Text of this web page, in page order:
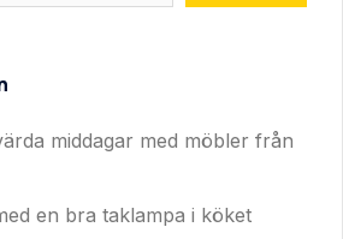
middagar med möbler från
en bra taklampa i köket